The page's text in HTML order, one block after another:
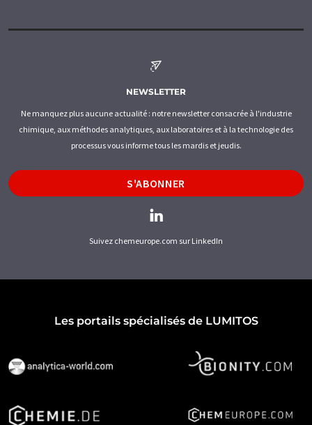
NEWSLETTER
Ne manquez plus aucune actualité : notre newsletter consacrée à l'industrie
chimique, aux méthodes analytiques, aux laboratoires et à la technologie des
processus vous informe tous les mardis et jeudis.
S'ABONNER
Suivez chemeurope.com sur LinkedIn
Les portails spécialisés de LUMITOS